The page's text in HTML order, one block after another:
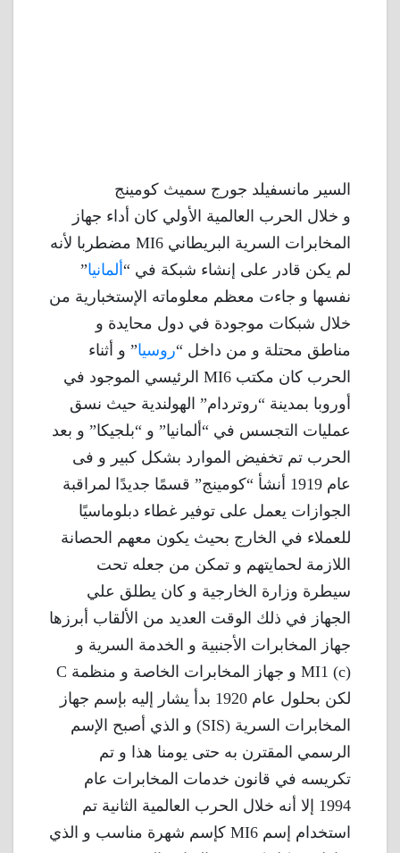
السير مانسفيلد جورج سميث كومينج
و خلال الحرب العالمية الأولي كان أداء جهاز
المخابرات السرية البريطاني MI6 مضطربا لأنه
لم يكن قادر على إنشاء شبكة في “ ألمانيا”
نفسها و جاءت معظم معلوماته الإستخبارية من
خلال شبكات موجودة في دول محايدة و
مناطق محتلة و من داخل “روسيا” و أثناء
الحرب كان مكتب MI6 الرئيسي الموجود في
أوروبا بمدينة “روتردام” الهولندية حيث نسق
عمليات التجسس في “ألمانيا” و “بلجيكا” و بعد
الحرب تم تخفيض الموارد بشكل كبير و فى
عام 1919 أنشأ “كومينج” قسمًا جديدًا لمراقبة
الجوازات يعمل على توفير غطاء دبلوماسيًا
للعملاء في الخارج بحيث يكون معهم الحصانة
اللازمة لحمايتهم و تمكن من جعله تحت
سيطرة وزارة الخارجية و كان يطلق علي
الجهاز في ذلك الوقت العديد من الألقاب أبرزها
جهاز المخابرات الأجنبية و الخدمة السرية و
MI1 (c) و جهاز المخابرات الخاصة و منظمة C
لكن بحلول عام 1920 بدأ يشار إليه بإسم جهاز
المخابرات السرية (SIS) و الذي أصبح الإسم
الرسمي المقترن به حتى يومنا هذا و تم
تكريسه في قانون خدمات المخابرات عام
1994 إلا أنه خلال الحرب العالمية الثانية تم
استخدام إسم MI6 كإسم شهرة مناسب و الذي